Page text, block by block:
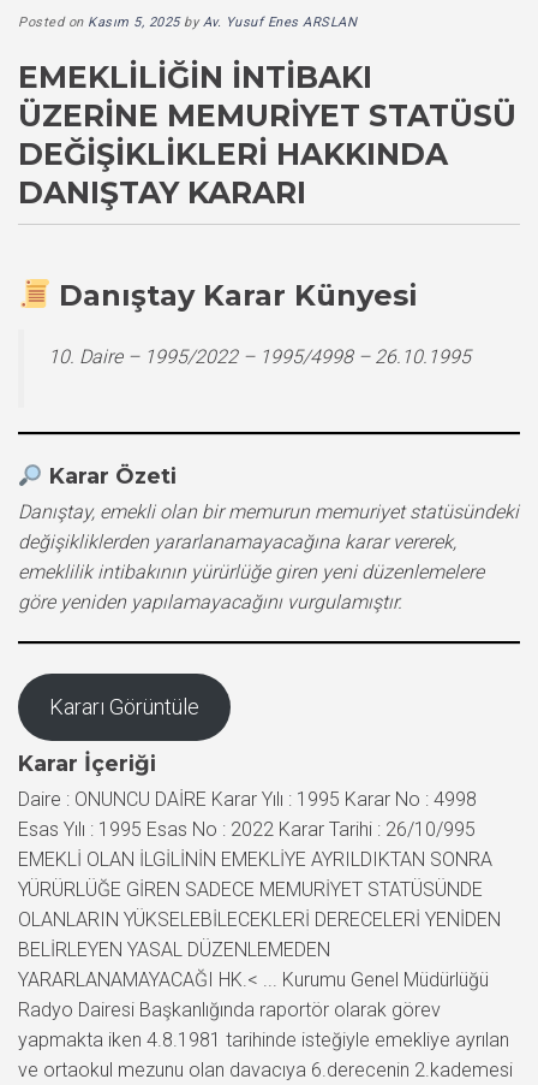
Posted on Kasım 5, 2025byAv. Yusuf Enes ARSLAN
EMEKLILIĞIN İNTIBAKI
ÜZERINE MEMURIYET STATÜSÜ
DEĞIŞIKLIKLERI HAKKINDA
DANIŞTAY KARARI
Danıştay Karar Künyesi
10. Daire – 1995/2022 – 1995/4998 – 26.10.1995
Karar Özeti
Danıştay, emekli olan bir memurun memuriyet statüsündeki
değişikliklerden yararlanamayacağına karar vererek,
emeklilik intibakının yürürlüğe giren yeni düzenlemelere
göre yeniden yapılamayacağını vurgulamıştır.
Kararı Görüntüle
Karar İçeriği
Daire : ONUNCU DAİRE Karar Yılı : 1995 Karar No : 4998
Esas Yılı : 1995 Esas No : 2022 Karar Tarihi : 26/10/995
EMEKLİ OLAN İLGİLİNİN EMEKLİYE AYRILDIKTAN SONRA
YÜRÜRLÜĞE GİREN SADECE MEMURİYET STATÜSÜNDE
OLANLARIN YÜKSELEBİLECEKLERİ DERECELERİ YENİDEN
BELİRLEYEN YASAL DÜZENLEMEDEN
YARARLANAMAYACAĞI HK.< ... Kurumu Genel Müdürlüğü
Radyo Dairesi Başkanlığında raportör olarak görev
yapmakta iken 4.8.1981 tarihinde isteğiyle emekliye ayrılan
ve ortaokul mezunu olan davacıya 6.derecenin 2.kademesi